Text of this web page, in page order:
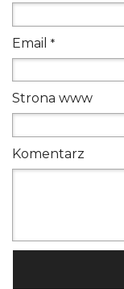
Email *
Strona www
Komentarz